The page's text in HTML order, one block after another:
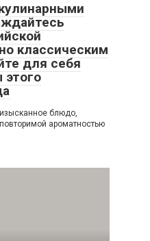
классическим
для себя
этого
блюдо,
ароматностью